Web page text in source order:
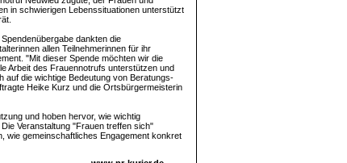
in schwierigen Lebenssituationen unterstützt
dankten die
allen Teilnehmerinnen für ihr
"Mit dieser Spende möchten wir die
Arbeit des Frauennotrufs unterstützen und
auf die wichtige Bedeutung von Beratungs-
Heike Kurz und die Ortsbürgermeisterin
und hoben hervor, wie wichtig
Veranstaltung "Frauen treffen sich"
wie gemeinschaftliches Engagement konkret